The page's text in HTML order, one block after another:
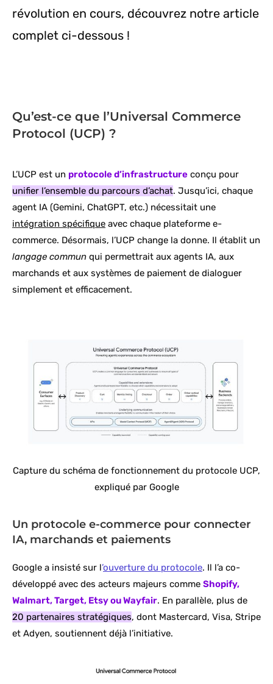
révolution en cours, découvrez notre article
complet ci-dessous !
Qu’est-ce que l’Universal Commerce
Protocol (UCP) ?
L’UCP est un protocole d’infrastructure conçu pour
unifier l’ensemble du parcours d’achat. Jusqu’ici, chaque
agent IA (Gemini, ChatGPT, etc.) nécessitait une
intégration spécifique avec chaque plateforme e-
commerce. Désormais, l’UCP change la donne. Il établit un
langage commun qui permettrait aux agents IA, aux
marchands et aux systèmes de paiement de dialoguer
simplement et efficacement.
Capture du schéma de fonctionnement du protocole UCP,
expliqué par Google
Un protocole e-commerce pour connecter
IA, marchands et paiements
Google a insisté sur l’ouverture du protocole. Il l’a co-
développé avec des acteurs majeurs comme Shopify,
Walmart, Target, Etsy ou Wayfair. En parallèle, plus de
20 partenaires stratégiques, dont Mastercard, Visa, Stripe
et Adyen, soutiennent déjà l’initiative.